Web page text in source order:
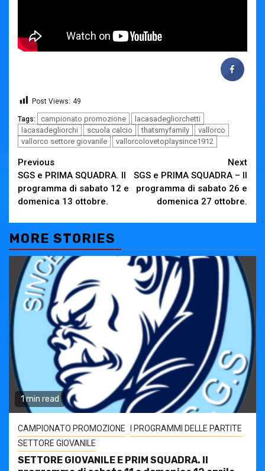
Post Views: 49
Tags: campionato promozione
lacasadegliorchetti
lacasadegliorchi
scuola calcio thatsmyfamily
vallorco
vallorco settore giovanile
vallorcolovetoplaysince1912
Continue
Reading
Previous
SGS e PRIMA SQUADRA. Il
programma di sabato 12 e
domenica 13 ottobre.
Next
SGS e PRIMA SQUADRA – Il
programma di sabato 26 e
domenica 27 ottobre.
MORE STORIES
1 min read
CAMPIONATO PROMOZIONE
I PROGRAMMI DELLE PARTITE
SETTORE GIOVANILE
SETTORE GIOVANILE E PRIM SQUADRA. Il